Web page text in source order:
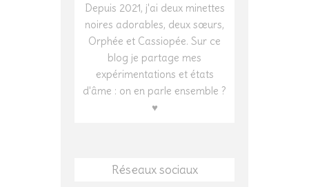
Depuis 2021, j'ai deux minettes
noires adorables, deux sœurs,
Orphée et Cassiopée. Sur ce
blog je partage mes
expérimentations et états
d'âme : on en parle ensemble ?
♥
Réseaux sociaux